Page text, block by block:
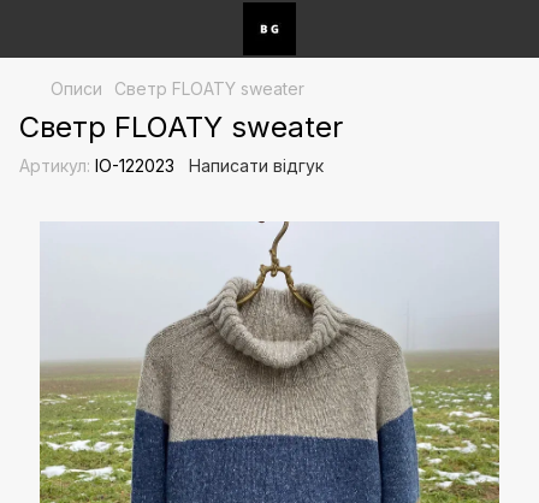
Описи Светр FLOATY sweater
Светр FLOATY sweater
Артикул: IO-122023 Написати відгук